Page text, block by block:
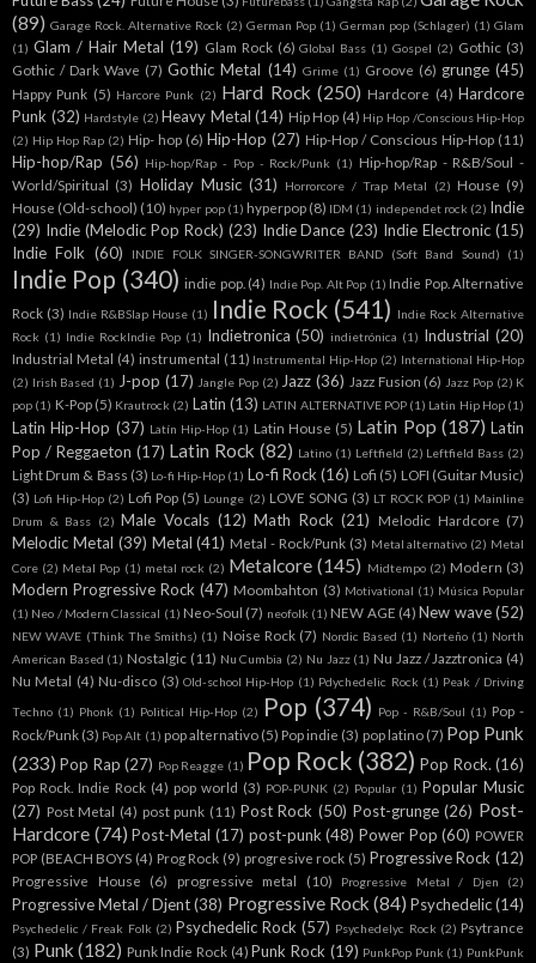
(89) Garage Rock. Alternative Rock (2) German Pop (1) German pop (Schlager) (1) Glam
(1) Glam / Hair Metal (19) Glam Rock (6) Global Bass (1) Gospel (2) Gothic (3)
Gothic / Dark Wave (7) Gothic Metal (14) Grime (1) Groove (6) grunge (45)
Happy Punk (5) Harcore Punk (2) Hard Rock (250) Hardcore (4) Hardcore
Punk (32) Hardstyle (2) Heavy Metal (14) Hip Hop (4) Hip Hop /Conscious Hip-Hop
(2) Hip Hop Rap (2) Hip- hop (6) Hip-Hop (27) Hip-Hop / Conscious Hip-Hop (11)
Hip-hop/Rap (56) Hip-hop/Rap - Pop - Rock/Punk (1) Hip-hop/Rap - R&B/Soul -
World/Spiritual (3) Holiday Music (31) Horrorcore / Trap Metal (2) House (9)
House (Old-school) (10) hyper pop (1) hyperpop (8) IDM (1) independet rock (2) Indie
(29) Indie (Melodic Pop Rock) (23) Indie Dance (23) Indie Electronic (15)
Indie Folk (60) INDIE FOLK SINGER-SONGWRITER BAND (Soft Band Sound) (1)
Indie Pop (340) indie pop. (4) Indie Pop. Alt Pop (1) Indie Pop. Alternative
Rock (3) Indie R&BSlap House (1) Indie Rock (541) Indie Rock Alternative
Rock (1) Indie RockIndie Pop (1) Indietronica (50) indietrónica (1) Industrial (20)
Industrial Metal (4) instrumental (11) Instrumental Hip-Hop (2) International Hip-Hop
(2) Irish Based (1) J-pop (17) Jangle Pop (2) Jazz (36) Jazz Fusion (6) Jazz Pop (2) K
pop (1) K-Pop (5) Krautrock (2) Latin (13) LATIN ALTERNATIVE POP (1) Latin Hip Hop (1)
Latin Hip-Hop (37) Latín Hip-Hop (1) Latin House (5) Latin Pop (187) Latin
Pop / Reggaeton (17) Latin Rock (82) Latino (1) Leftfield (2) Leftfield Bass (2)
Light Drum & Bass (3) Lo-fi Hip-Hop (1) Lo-fi Rock (16) Lofi (5) LOFI (Guitar Music)
(3) Lofi Hip-Hop (2) Lofi Pop (5) Lounge (2) LOVE SONG (3) LT ROCK POP (1) Mainline
Drum & Bass (2) Male Vocals (12) Math Rock (21) Melodic Hardcore (7)
Melodic Metal (39) Metal (41) Metal - Rock/Punk (3) Metal alternativo (2) Metal
Core (2) Metal Pop (1) metal rock (2) Metalcore (145) Midtempo (2) Modern (3)
Modern Progressive Rock (47) Moombahton (3) Motivational (1) Música Popular
(1) Neo / Modern Classical (1) Neo-Soul (7) neofolk (1) NEW AGE (4) New wave (52)
NEW WAVE (Think The Smiths) (1) Noise Rock (7) Nordic Based (1) Norteño (1) North
American Based (1) Nostalgic (11) Nu Cumbia (2) Nu Jazz (1) Nu Jazz / Jazztronica (4)
Nu Metal (4) Nu-disco (3) Old-school Hip-Hop (1) Pdychedelic Rock (1) Peak / Driving
Techno (1) Phonk (1) Political Hip-Hop (2) Pop (374) Pop - R&B/Soul (1) Pop -
Rock/Punk (3) Pop Alt (1) pop alternativo (5) Pop indie (3) pop latino (7) Pop Punk
(233) Pop Rap (27) Pop Reagge (1) Pop Rock (382) Pop Rock. (16)
Pop Rock. Indie Rock (4) pop world (3) POP-PUNK (2) Popular (1) Popular Music
(27) Post Metal (4) post punk (11) Post Rock (50) Post-grunge (26) Post-
Hardcore (74) Post-Metal (17) post-punk (48) Power Pop (60) POWER
POP (BEACH BOYS (4) Prog Rock (9) progresive rock (5) Progressive Rock (12)
Progressive House (6) progressive metal (10) Progressive Metal / Djen (2)
Progressive Metal / Djent (38) Progressive Rock (84) Psychedelic(14)
Psychedelic / Freak Folk (2) Psychedelic Rock (57) Psychedelyc Rock (2) Psytrance
(3) Punk (182) Punk Indie Rock (4) Punk Rock (19) PunkPop Punk (1) PunkPunk